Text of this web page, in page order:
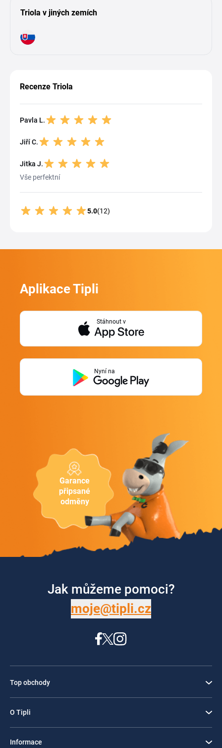
Triola v jiných zemích
Recenze Triola
Pavla L.
Jiří C.
Jitka J.
Vše perfektní
5.0(12)
Garance
připsané
odměny
Aplikace Tipli
Stáhnout v
Nyní na
Jak můžeme pomoci?
moje@tipli.cz
Top obchody
O Tipli
Informace